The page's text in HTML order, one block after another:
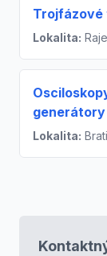
Trojfázové
Lokalita:
generátory
Lokalita: